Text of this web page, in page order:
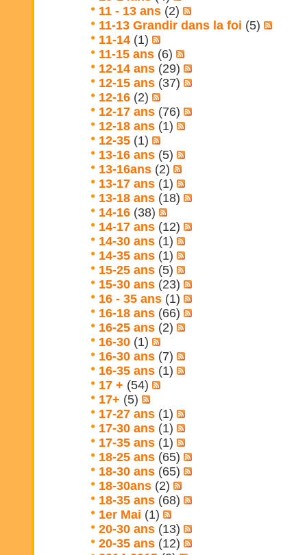
11 - 13 ans (2)
11-13 Grandir dans la foi (5)
11-14 (1)
11-15 ans (6)
12-14 ans (29)
12-15 ans (37)
12-16 (2)
12-17 ans (76)
12-18 ans (1)
12-35 (1)
13-16 ans (5)
13-16ans (2)
13-17 ans (1)
13-18 ans (18)
14-16 (38)
14-17 ans (12)
14-30 ans (1)
14-35 ans (1)
15-25 ans (5)
15-30 ans (23)
16 - 35 ans (1)
16-18 ans (66)
16-25 ans (2)
16-30 (1)
16-30 ans (7)
16-35 ans (1)
17 + (54)
17+ (5)
17-27 ans (1)
17-30 ans (1)
17-35 ans (1)
18-25 ans (65)
18-30 ans (65)
18-30ans (2)
18-35 ans (68)
1er Mai (1)
20-30 ans (13)
20-35 ans (12)